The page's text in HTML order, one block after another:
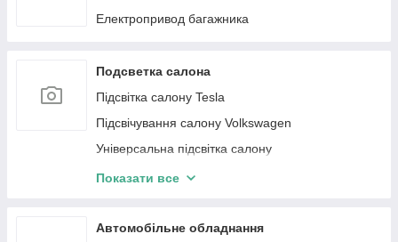
Електропривод багажника
Подсветка салона
Підсвітка салону Tesla
Підсвічування салону Volkswagen
Універсальна підсвітка салону
Підсвітка салону Mercedes-Benz
Підсвічування салону Audi
Показати все
Автомобільне обладнання